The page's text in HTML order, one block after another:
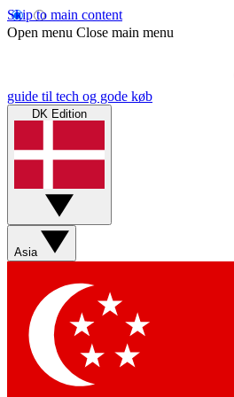
Skip to main content
Open menu Close main menu
guide til tech og gode køb
DK Edition
Asia